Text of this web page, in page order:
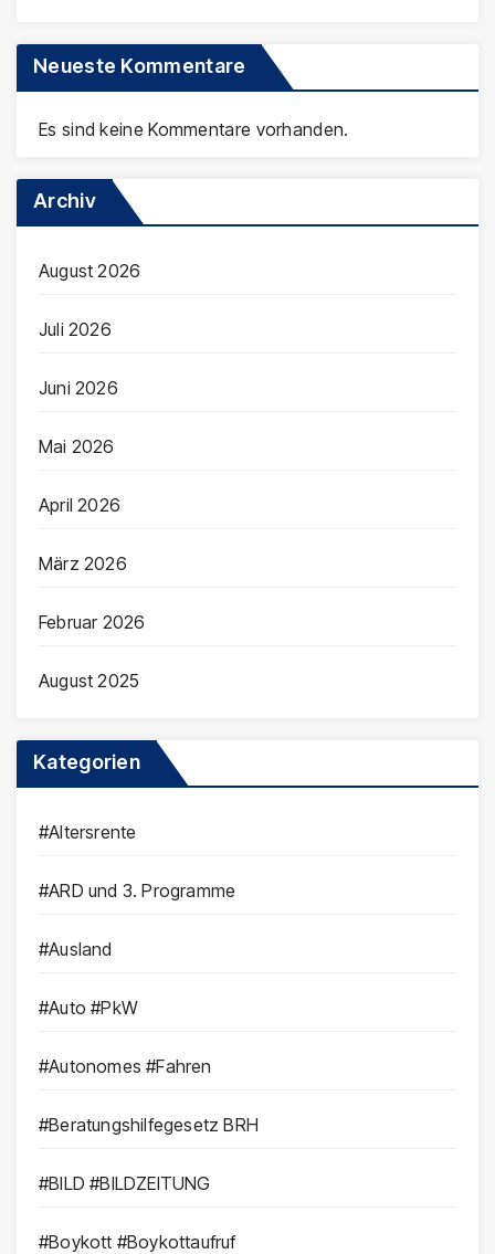
Neueste Kommentare
Es sind keine Kommentare vorhanden.
Archiv
August 2026
Juli 2026
Juni 2026
Mai 2026
April 2026
März 2026
Februar 2026
August 2025
Kategorien
#Altersrente
#ARD und 3. Programme
#Ausland
#Auto #PkW
#Autonomes #Fahren
#Beratungshilfegesetz BRH
#BILD #BILDZEITUNG
#Boykott #Boykottaufruf